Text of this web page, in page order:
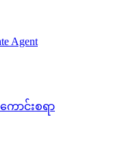
Agent
ောင်းစရာ